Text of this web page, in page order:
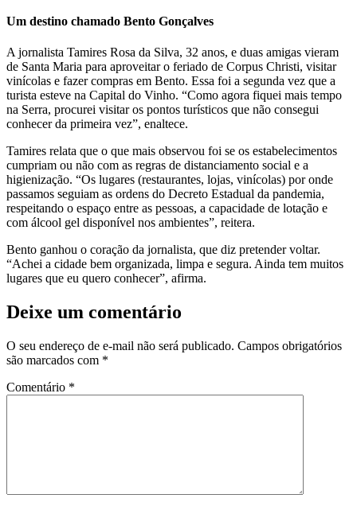
Um destino chamado Bento Gonçalves
A jornalista Tamires Rosa da Silva, 32 anos, e duas amigas vieram
de Santa Maria para aproveitar o feriado de Corpus Christi, visitar
vinícolas e fazer compras em Bento. Essa foi a segunda vez que a
turista esteve na Capital do Vinho. “Como agora fiquei mais tempo
na Serra, procurei visitar os pontos turísticos que não consegui
conhecer da primeira vez”, enaltece.
Tamires relata que o que mais observou foi se os estabelecimentos
cumpriam ou não com as regras de distanciamento social e a
higienização. “Os lugares (restaurantes, lojas, vinícolas) por onde
passamos seguiam as ordens do Decreto Estadual da pandemia,
respeitando o espaço entre as pessoas, a capacidade de lotação e
com álcool gel disponível nos ambientes”, reitera.
Bento ganhou o coração da jornalista, que diz pretender voltar.
“Achei a cidade bem organizada, limpa e segura. Ainda tem muitos
lugares que eu quero conhecer”, afirma.
Deixe um comentário
O seu endereço de e-mail não será publicado. Campos obrigatórios
são marcados com *
Comentário *